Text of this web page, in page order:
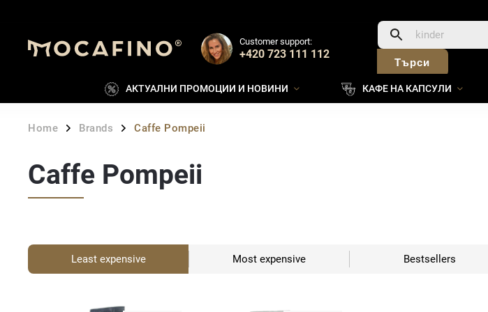
Customer support:
+420 723 111 112
Търси
АКТУАЛНИ ПРОМОЦИИ И НОВИНИ КАФЕ НА КАПСУЛИ
Home / Brands / Caffe Pompeii
Caffe Pompeii
Least expensive Most expensive Bestsellers